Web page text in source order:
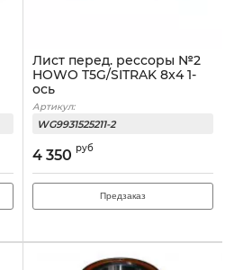
Лист перед. рессоры №2
HOWO T5G/SITRAK 8x4 1-
ось
Артикул:
WG9931525211-2
4 350 руб
Предзаказ